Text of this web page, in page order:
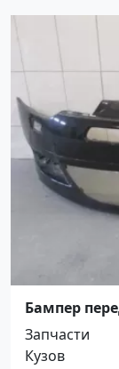
Бампер
Краснодар
Запчасти
Кузов